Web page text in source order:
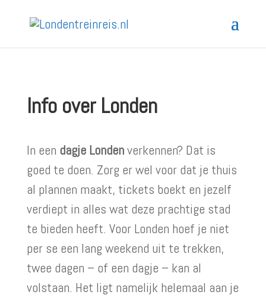
Info over Londen
In een dagje Londenverkennen? Dat is
goed te doen. Zorg er wel voor dat je thuis
al plannen maakt, tickets boekt en jezelf
verdiept in alles wat deze prachtige stad
te bieden heeft. Voor Londen hoef je niet
per se een lang weekend uit te trekken,
twee dagen – of een dagje – kan al
volstaan. Het ligt namelijk helemaal aan je